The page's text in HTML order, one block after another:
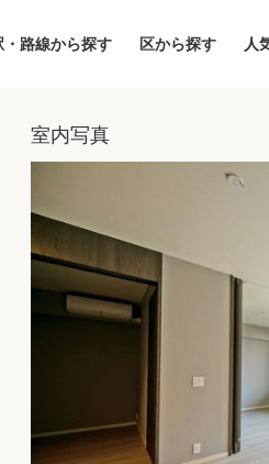
・路線から探す 区から探す 人
地図か
人気エリアから探
アクセスランキン
室内写真